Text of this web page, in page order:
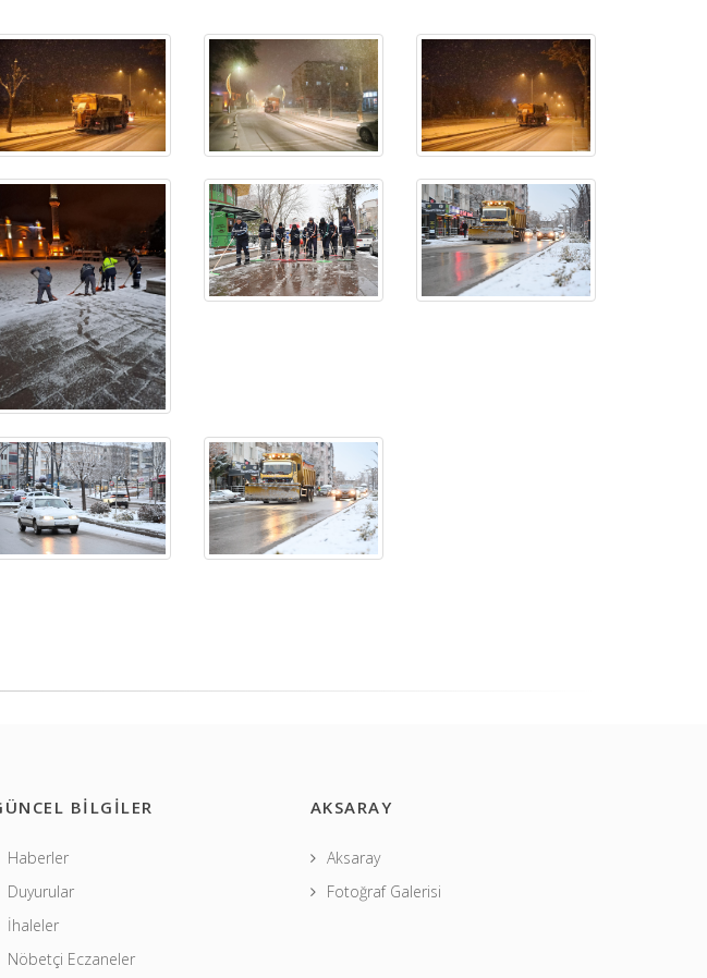
BİLGİLER
Haberler
Duyurular
İhaleler
Nöbetçi Eczaneler
AKSARAY
Aksaray
Fotoğraf Galerisi